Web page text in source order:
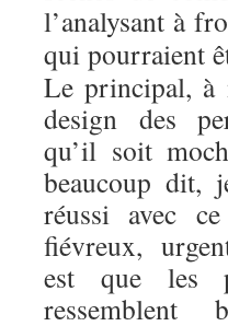
l’analysant à
qui pourraient
Le principal, à
design des
qu’il soit
beaucoup dit,
réussi avec
fiévreux,
est que les
ressemblent